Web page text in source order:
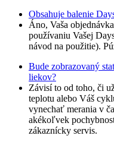
Obsahuje balenie
Áno, Vaša
používaniu Vašej
návod na použitie).
Bude zobrazovaný
liekov?
Závisí to od toho, či
teplotu alebo Váš
vynechať merania v
akékoľvek
zákaznícky servis.